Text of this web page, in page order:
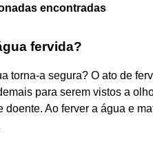
encontradas
fervida?
torna-a segura? O ato de
para serem vistos a
doente. Ao ferver a água e